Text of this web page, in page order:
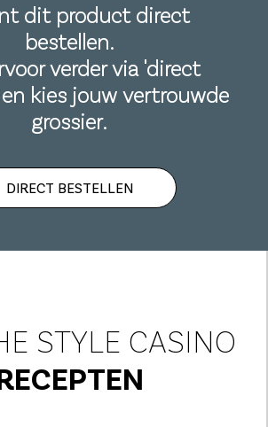
dit product direct
bestellen.
verder via 'direct
kies jouw vertrouwde
grossier.
DIRECT BESTELLEN
STYLE CASINO